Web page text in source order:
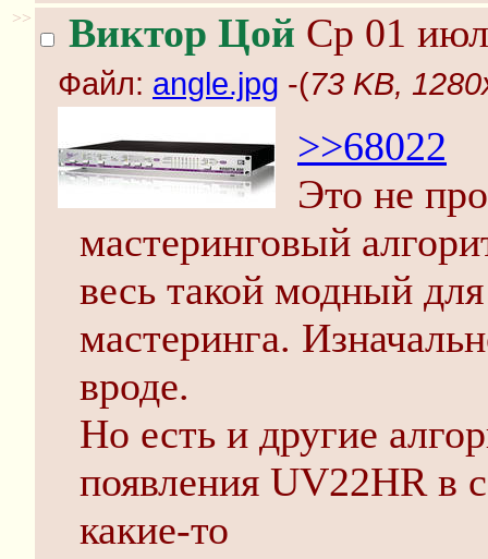
>> Виктор Цой Ср 01
Файл: angle.jpg -(73 KB,
>>68022
Это не
мастеринговый
весь такой модный
мастеринга.
вроде.
Но есть и другие
появления UV22HR в
какие-то